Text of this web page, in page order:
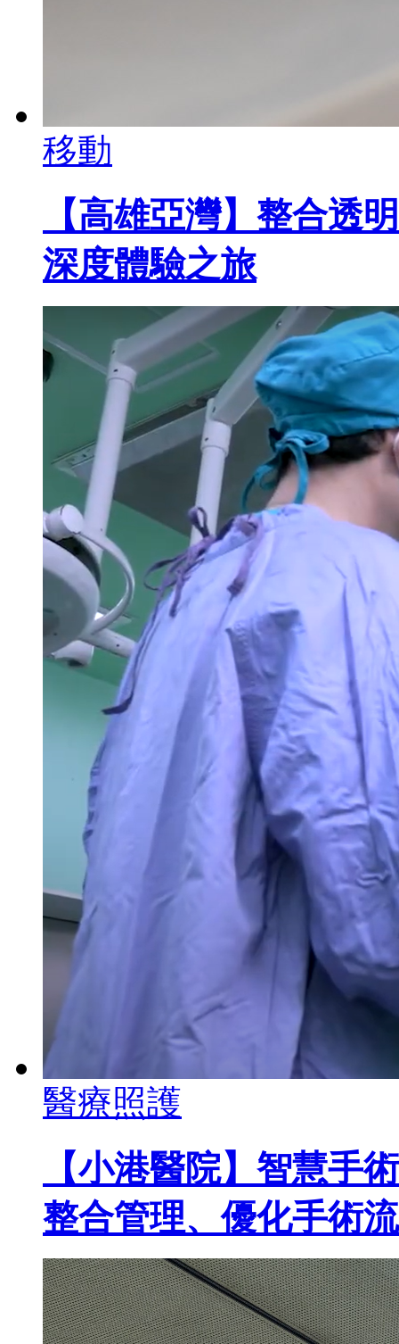
移動
【高雄亞灣】整合透
深度體驗之旅
醫療照護
【小港醫院】智慧手
整合管理、優化手術